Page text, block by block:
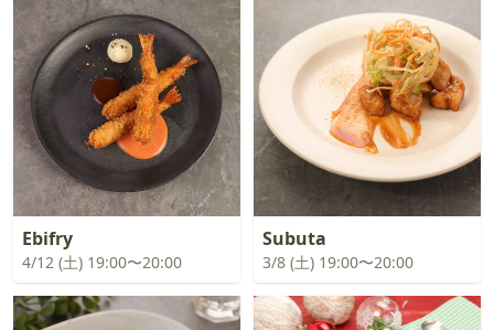
Ebifry
4/12 (土) 19:00〜20:00
Subuta
3/8 (土) 19:00〜20:00